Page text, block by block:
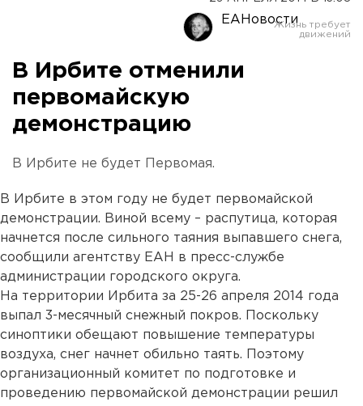
ЕАНовости
В Ирбите отменили
первомайскую
демонстрацию
В Ирбите не будет Первомая.
В Ирбите в этом году не будет первомайской
демонстрации. Виной всему – распутица, которая
начнется после сильного таяния выпавшего снега,
сообщили агентству ЕАН в пресс-службе
администрации городского округа.
На территории Ирбита за 25-26 апреля 2014 года
выпал 3-месячный снежный покров. Поскольку
синоптики обещают повышение температуры
воздуха, снег начнет обильно таять. Поэтому
организационный комитет по подготовке и
проведению первомайской демонстрации решил